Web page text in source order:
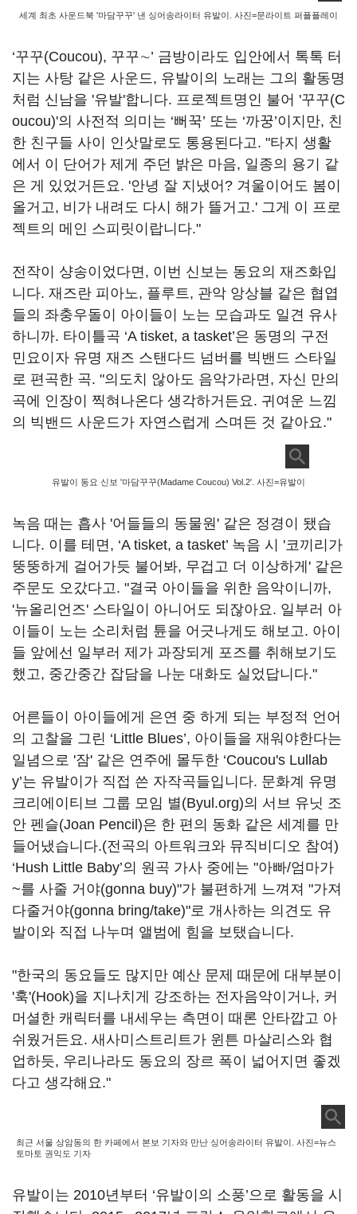
세계 최초 사운드북 '마담꾸꾸' 낸 싱어송라이터 유발이. 사진=문라이트 퍼플플레이
‘꾸꾸(Coucou), 꾸꾸∼’ 금방이라도 입안에서 톡톡 터
지는 사탕 같은 사운드, 유발이의 노래는 그의 활동명
처럼 신남을 '유발'합니다. 프로젝트명인 불어 '꾸꾸(C
oucou)'의 사전적 의미는 ‘뻐꾹’ 또는 ‘까꿍’이지만, 친
한 친구들 사이 인삿말로도 통용된다고. "타지 생활
에서 이 단어가 제게 주던 밝은 마음, 일종의 용기 같
은 게 있었거든요. '안녕 잘 지냈어? 겨울이어도 봄이
올거고, 비가 내려도 다시 해가 뜰거고.' 그게 이 프로
젝트의 메인 스피릿이랍니다."
전작이 샹송이었다면, 이번 신보는 동요의 재즈화입
니다. 재즈란 피아노, 플루트, 관악 앙상블 같은 협엽
들의 좌충우돌이 아이들이 노는 모습과도 일견 유사
하니까. 타이틀곡 ‘A tisket, a tasket’은 동명의 구전
민요이자 유명 재즈 스탠다드 넘버를 빅밴드 스타일
로 편곡한 곡. "의도치 않아도 음악가라면, 자신 만의
곡에 인장이 찍혀나온다 생각하거든요. 귀여운 느낌
의 빅밴드 사운드가 자연스럽게 스며든 것 같아요."
유발이 동요 신보 '마담꾸꾸(Madame Coucou) Vol.2'. 사진=유발이
녹음 때는 흡사 '어들들의 동물원' 같은 정경이 됐습
니다. 이를 테면, ‘A tisket, a tasket’ 녹음 시 '코끼리가
뚱뚱하게 걸어가듯 불어봐, 무겁고 더 이상하게' 같은
주문도 오갔다고. "결국 아이들을 위한 음악이니까,
'뉴올리언즈' 스타일이 아니어도 되잖아요. 일부러 아
이들이 노는 소리처럼 튠을 어긋나게도 해보고. 아이
들 앞에선 일부러 제가 과장되게 포즈를 취해보기도
했고, 중간중간 잡담을 나눈 대화도 실었답니다."
어른들이 아이들에게 은연 중 하게 되는 부정적 언어
의 고찰을 그린 ‘Little Blues’, 아이들을 재워야한다는
일념으로 '잠' 같은 연주에 몰두한 ‘Coucou's Lullab
y’는 유발이가 직접 쓴 자작곡들입니다. 문화계 유명
크리에이티브 그룹 모임 별(Byul.org)의 서브 유닛 조
안 펜슬(Joan Pencil)은 한 편의 동화 같은 세계를 만
들어냈습니다.(전곡의 아트워크와 뮤직비디오 참여)
‘Hush Little Baby’의 원곡 가사 중에는 "아빠/엄마가
~를 사줄 거야(gonna buy)"가 불편하게 느껴져 "가져
다줄거야(gonna bring/take)"로 개사하는 의견도 유
발이와 직접 나누며 앨범에 힘을 보탰습니다.
"한국의 동요들도 많지만 예산 문제 때문에 대부분이
'훅'(Hook)을 지나치게 강조하는 전자음악이거나, 커
머셜한 캐릭터를 내세우는 측면이 때론 안타깝고 아
쉬웠거든요. 새사미스트리트가 윈튼 마살리스와 협
업하듯, 우리나라도 동요의 장르 폭이 넓어지면 좋겠
다고 생각해요."
최근 서울 상암동의 한 카페에서 본보 기자와 만난 싱어송라이터 유발이. 사진=뉴스
토마토 권익도 기자
유발이는 2010년부터 ‘유발이의 소풍’으로 활동을 시